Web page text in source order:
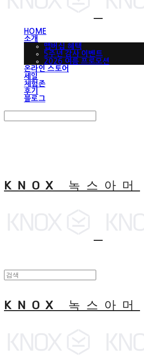
HOME
소개
맵버십 혜택
5주년 감사 이벤트
2026 여름 프로모션
온라인 스토어
세일
체험존
후기
블로그
KNOX 녹스아머
KNOX 녹스아머